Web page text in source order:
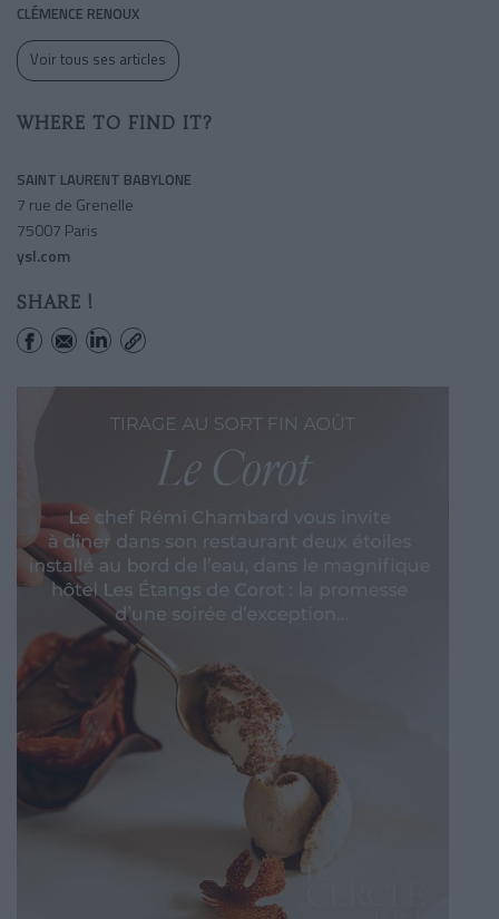
CLÉMENCE RENOUX
Voir tous ses articles
WHERE TO FIND IT?
SAINT LAURENT BABYLONE
7 rue de Grenelle
75007 Paris
ysl.com
SHARE !